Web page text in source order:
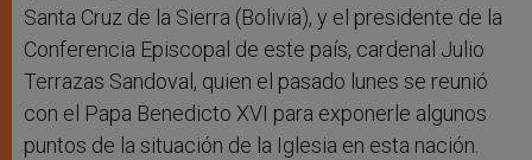
Santa Cruz de la Sierra (Bolivia), y el presidente de la
Conferencia Episcopal de este país, cardenal Julio
Terrazas Sandoval, quien el pasado lunes se reunió
con el Papa Benedicto XVI para exponerle algunos
puntos de la situación de la Iglesia en esta nación.